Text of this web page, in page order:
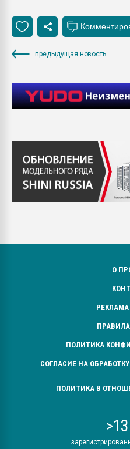
предыдущая новость
О
ПОЛИТИКА
СОГЛАСИЕ НА
ПОЛИТИКА В